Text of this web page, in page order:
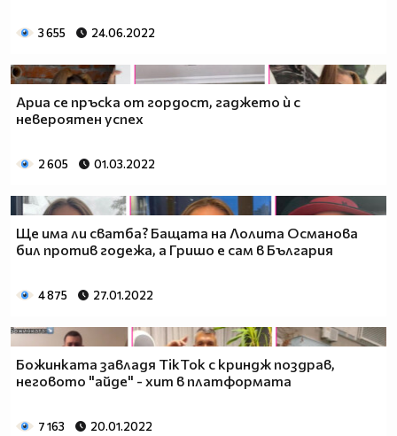
3 655 24.06.2022
Ариа се пръска от гордост, гаджето ѝ с
невероятен успех
2 605 01.03.2022
Ще има ли сватба? Бащата на Лолита Османова
бил против годежа, а Гришо е сам в България
4 875 27.01.2022
Божинката завладя TikTok с криндж поздрав,
неговото "айде" - хит в платформата
7 163 20.01.2022